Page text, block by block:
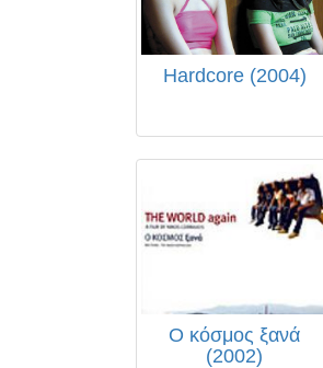
Hardcore (2004)
Ο κόσμος ξανά
(2002)